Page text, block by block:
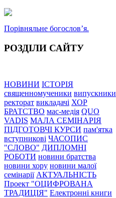
Порівняльне богословʼя.
РОЗДІЛИ САЙТУ
НОВИНИ ІСТОРІЯ
священномученики випускники
ректорат викладачі ХОР
БРАТСТВО мас-медія QUO
VADIS МАЛА СЕМІНАРІЯ
ПІДГОТОВЧІ КУРСИ пам'ятка
вступникові ЧАСОПИС
"СЛОВО" ДИПЛОМНІ
РОБОТИ новини братства
новини хору новини малої
семінарії АКТУАЛЬНІСТЬ
Проект "ОЦИФРОВАНА
ТРАДИЦІЯ" Електронні книги